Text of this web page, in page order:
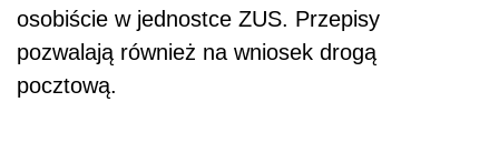
osobiście w jednostce ZUS. Przepisy
pozwalają również na wniosek drogą
pocztową.